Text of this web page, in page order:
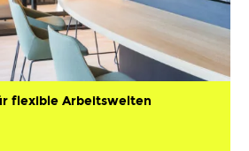
flexible Arbeitswelten